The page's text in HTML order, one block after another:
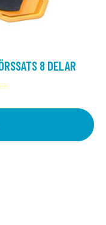
8 DELAR